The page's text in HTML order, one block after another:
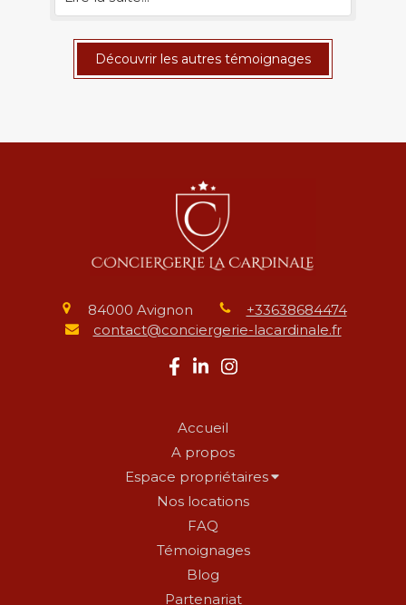
Découvrir les autres témoignages
84000 Avignon
+33638684474
contact@conciergerie-lacardinale.fr
Accueil
A propos
Espace propriétaires
Nos locations
FAQ
Témoignages
Blog
Partenariat